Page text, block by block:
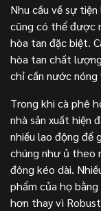
Nhu cầu về sự
cũng có thể được
hòa tan đặc biệt.
hòa tan chất
chỉ cần nước
Trong khi cà phê
nhà sản xuất hiện
nhiều lao động
chúng như ủ theo
đông kéo dài.
phẩm của họ
hơn thay vì